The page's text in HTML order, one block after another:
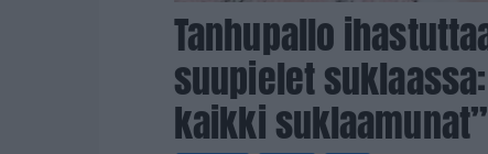
Tanhupallo
suupielet
kaikki suklaamunat”